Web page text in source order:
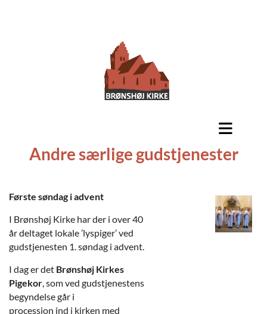
Andre særlige gudstjenester
Første søndag i advent
I Brønshøj Kirke har der i over 40
år deltaget lokale ’lyspiger’ ved
gudstjenesten 1. søndag i advent.
I dag er det Brønshøj Kirkes
Pigekor, som ved gudstjenestens
begyndelse går i
procession ind i kirken med